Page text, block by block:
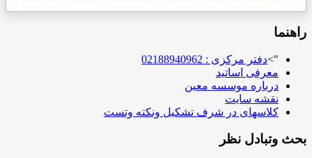
راهنما
">دفتر مرکزی : 02188940962
معرفی اساتید
درباره موسسه معین
نقشه سایت
کلاسهای در شرف تشکیل ونکته وتست
بحث وتبادل نظر